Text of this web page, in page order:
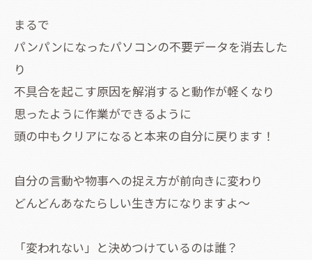
まるで
パンパンになったパソコンの不要データを消去した
り
不具合を起こす原因を解消すると動作が軽くなり
思ったように作業ができるように
頭の中もクリアになると本来の自分に戻ります！
自分の言動や物事への捉え方が前向きに変わり
どんどんあなたらしい生き方になりますよ〜
「変われない」と決めつけているのは誰？